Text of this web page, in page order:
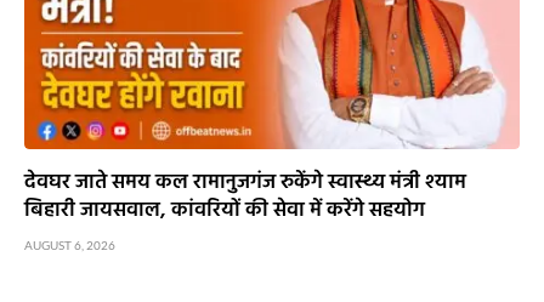
देवघर जाते समय कल रामानुजगंज रुकेंगे स्वास्थ्य मंत्री श्याम
बिहारी जायसवाल, कांवरियों की सेवा में करेंगे सहयोग
AUGUST 6, 2026